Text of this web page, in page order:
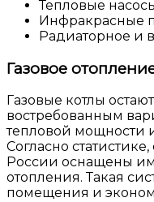
Тепловые
Инфракрасные
Радиаторное и
Газовое
Газовые котлы
востребованным
тепловой мощности
Согласно
России оснащены
отопления. Такая
помещения и